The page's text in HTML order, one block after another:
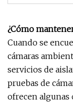
¿Cómo
Cuando se
cámaras
servicios de
pruebas de
ofrecen algunas